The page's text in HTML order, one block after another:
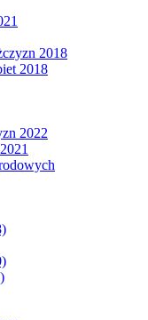
2018
2018
2022